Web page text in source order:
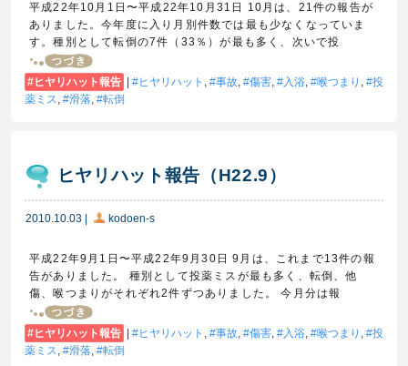
平成22年10月1日〜平成22年10月31日 10月は、21件の報告が
ありました。今年度に入り月別件数では最も少なくなっていま
す。種別として転倒の7件（33％）が最も多く、次いで投
ヒヤリハット報告 ヒヤリハット , 事故, 傷害, 入浴, 喉つまり ,
投
薬ミス, 滑落, 転倒
ヒヤリハット報告（H22.9）
2010.10.03 kodoen-s
平成22年9月1日〜平成22年9月30日 9月は、これまで13件の報
告がありました。 種別として投薬ミスが最も多く、転倒、他
傷、喉つまりがそれぞれ2件ずつありました。 今月分は報
ヒヤリハット報告 ヒヤリハット , 事故, 傷害, 入浴, 喉つまり ,
投
薬ミス, 滑落, 転倒